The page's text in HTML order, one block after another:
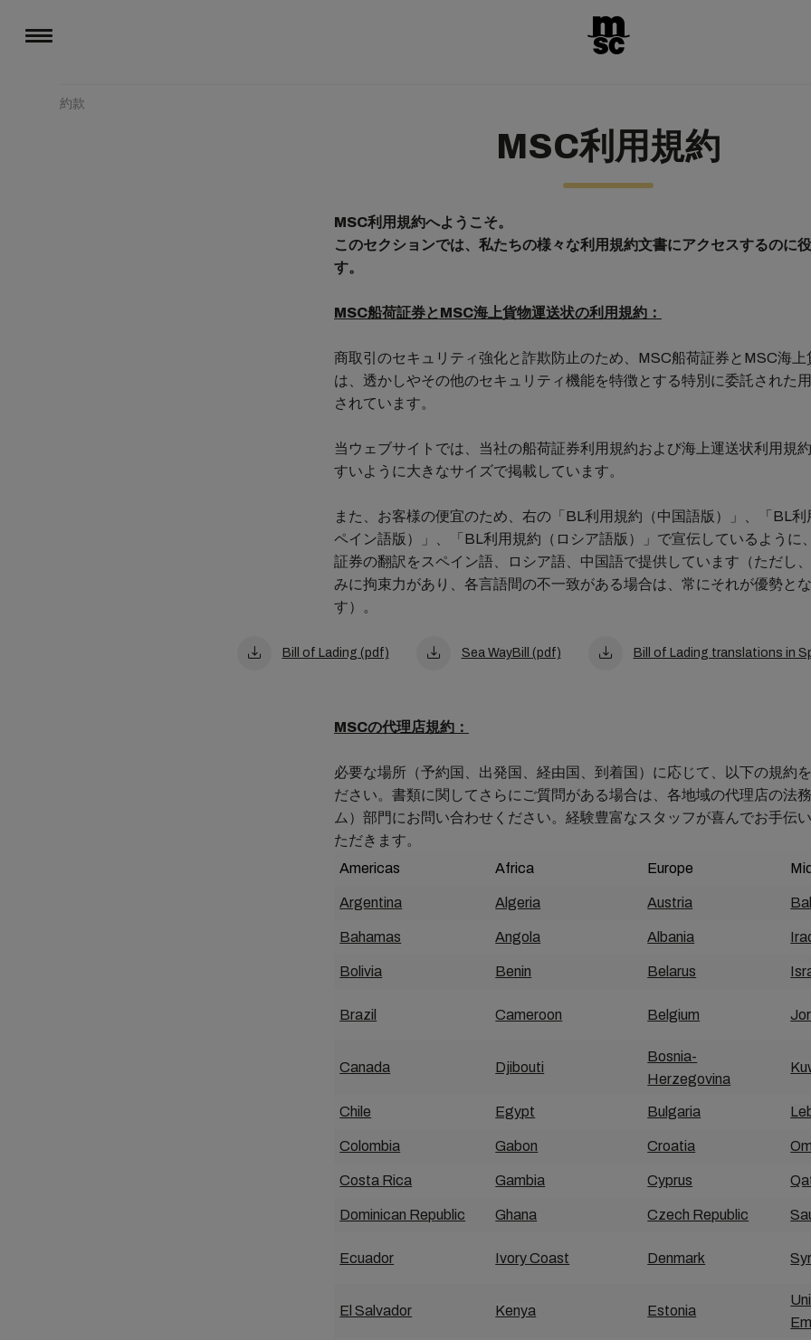
約款
MSC利用規約
MSC利用規約へようこそ。
このセクションでは、私たちの様々な利用規約文書にアクセスするのに
す。
MSC船荷証券とMSC海上貨物運送状の利用規約：
商取引のセキュリティ強化と詐欺防止のため、MSC船荷証券とMSC海上
は、透かしやその他のセキュリティ機能を特徴とする特別に委託された
されています。
当ウェブサイトでは、当社の船荷証券利用規約および海上運送状利用規
すいように大きなサイズで掲載しています。
また、お客様の便宜のため、右の「BL利用規約（中国語版）」、「BL利
ペイン語版）」、「BL利用規約（ロシア語版）」で宣伝しているように
証券の翻訳をスペイン語、ロシア語、中国語で提供しています（ただし
みに拘束力があり、各言語間の不一致がある場合は、常にそれが優勢と
す）。
Bill of Lading (pdf) Sea WayBill (pdf) Bill of Lading translations in
MSCの代理店規約：
必要な場所（予約国、出発国、経由国、到着国）に応じて、以下の規約を
ださい。書類に関してさらにご質問がある場合は、各地域の代理店の法
ム）部門にお問い合わせください。経験豊富なスタッフが喜んでお手伝
ただきます。
Americas
Africa Europe
Argentina Algeria Austria
Bahamas Angola Albania
Bolivia Benin Belarus
Brazil Cameroon Belgium
Canada Djibouti
Bosnia-
Herzegovina
Chile Egypt Bulgaria
Colombia Gabon Croatia
Costa Rica Gambia Cyprus
Dominican Republic Ghana Czech Republic
Ecuador Ivory Coast Denmark
El Salvador Kenya Estonia